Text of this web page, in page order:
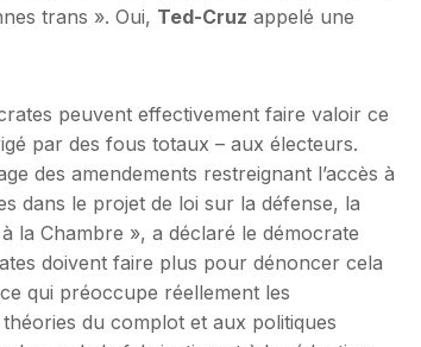
trans ». Oui, Ted-Cruz appelé une
peuvent effectivement faire valoir ce
par des fous totaux – aux électeurs.
des amendements restreignant l’accès à
dans le projet de loi sur la défense, la
la Chambre », a déclaré le démocrate
doivent faire plus pour dénoncer cela
qui préoccupe réellement les
du complot et aux politiques